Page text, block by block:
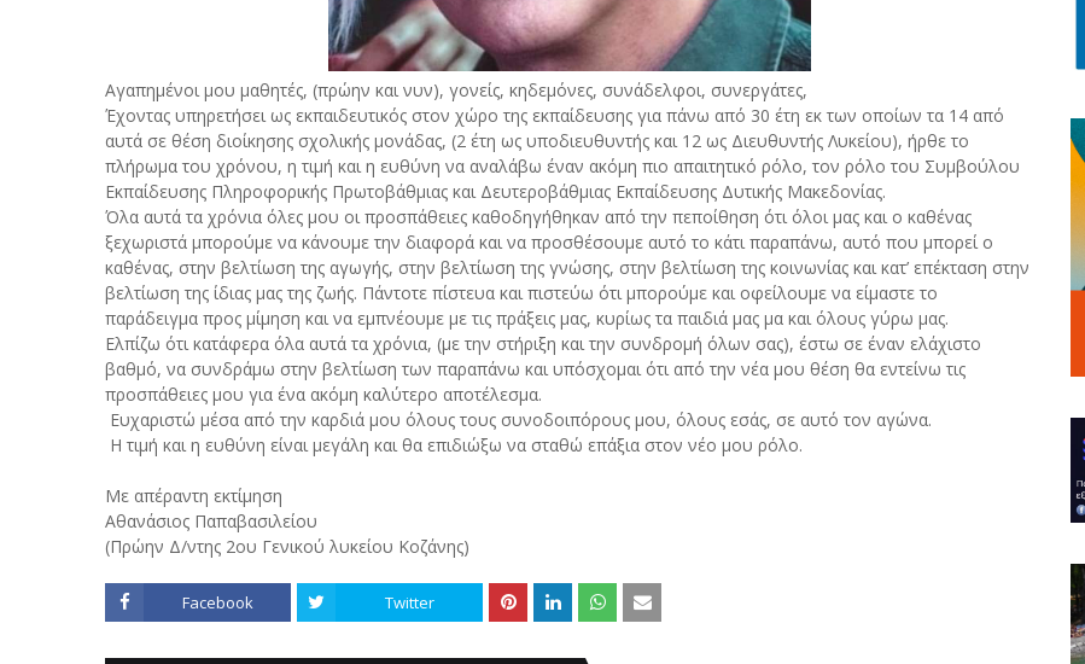
Αγαπημένοι μου μαθητές, (πρώην και νυν), γονείς, κηδεμόνες, συνάδελφοι, συνεργάτες,
Έχοντας υπηρετήσει ως εκπαιδευτικός στον χώρο της εκπαίδευσης για πάνω από 30 έτη εκ των οποίων τα 14 από
αυτά σε θέση διοίκησης σχολικής μονάδας, (2 έτη ως υποδιευθυντής και 12 ως Διευθυντής Λυκείου), ήρθε το
πλήρωμα του χρόνου, η τιμή και η ευθύνη να αναλάβω έναν ακόμη πιο απαιτητικό ρόλο, τον ρόλο του Συμβούλου
Εκπαίδευσης Πληροφορικής Πρωτοβάθμιας και Δευτεροβάθμιας Εκπαίδευσης Δυτικής Μακεδονίας.
Όλα αυτά τα χρόνια όλες μου οι προσπάθειες καθοδηγήθηκαν από την πεποίθηση ότι όλοι μας και ο καθένας
ξεχωριστά μπορούμε να κάνουμε την διαφορά και να προσθέσουμε αυτό το κάτι παραπάνω, αυτό που μπορεί ο
καθένας, στην βελτίωση της αγωγής, στην βελτίωση της γνώσης, στην βελτίωση της κοινωνίας και κατ’ επέκταση στην
βελτίωση της ίδιας μας της ζωής. Πάντοτε πίστευα και πιστεύω ότι μπορούμε και οφείλουμε να είμαστε το
παράδειγμα προς μίμηση και να εμπνέουμε με τις πράξεις μας, κυρίως τα παιδιά μας μα και όλους γύρω μας.
Ελπίζω ότι κατάφερα όλα αυτά τα χρόνια, (με την στήριξη και την συνδρομή όλων σας), έστω σε έναν ελάχιστο
βαθμό, να συνδράμω στην βελτίωση των παραπάνω και υπόσχομαι ότι από την νέα μου θέση θα εντείνω τις
προσπάθειες μου για ένα ακόμη καλύτερο αποτέλεσμα.
Ευχαριστώ μέσα από την καρδιά μου όλους τους συνοδοιπόρους μου, όλους εσάς, σε αυτό τον αγώνα.
Η τιμή και η ευθύνη είναι μεγάλη και θα επιδιώξω να σταθώ επάξια στον νέο μου ρόλο.
Με απέραντη εκτίμηση
Αθανάσιος Παπαβασιλείου
(Πρώην Δ/ντης 2ου Γενικού λυκείου Κοζάνης)
Facebook Twitter